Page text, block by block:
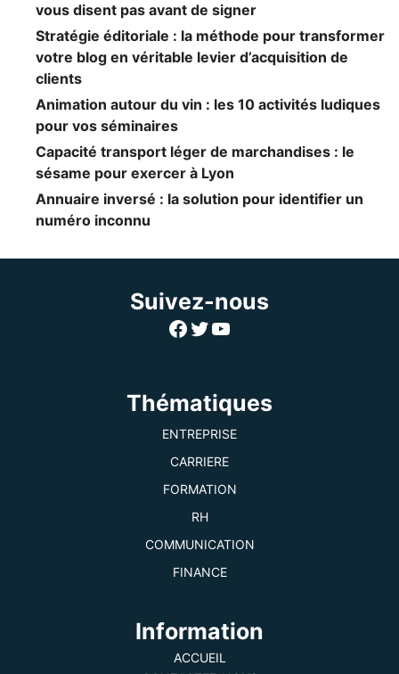
vous disent pas avant de signer
Stratégie éditoriale : la méthode pour transformer
votre blog en véritable levier d’acquisition de
clients
Animation autour du vin : les 10 activités ludiques
pour vos séminaires
Capacité transport léger de marchandises : le
sésame pour exercer à Lyon
Annuaire inversé : la solution pour identifier un
numéro inconnu
Suivez-nous
Facebook
Twitter
YouTube
Thématiques
ENTREPRISE
CARRIERE
FORMATION
RH
COMMUNICATION
FINANCE
Information
ACCUEIL